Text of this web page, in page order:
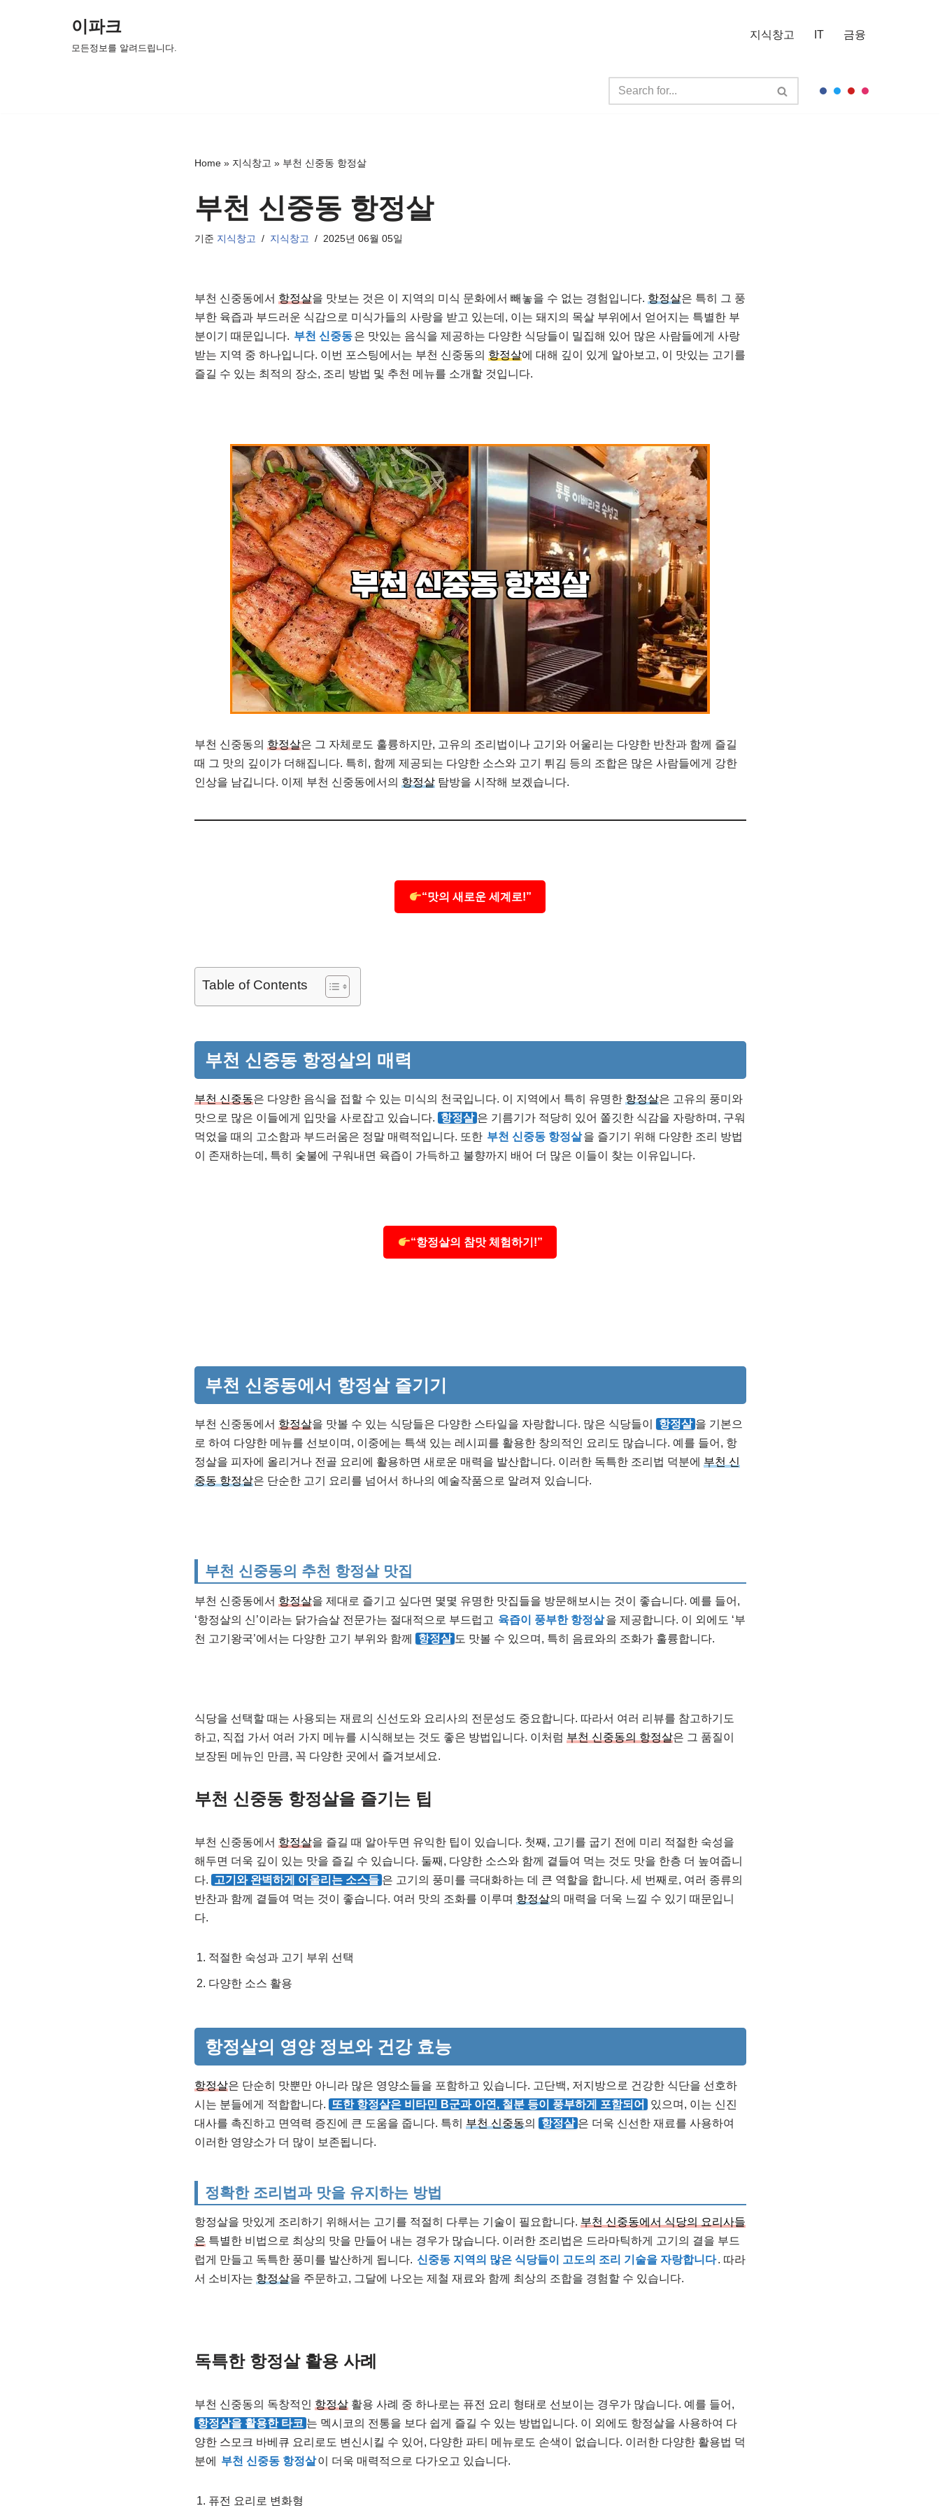
이파크
모든정보를 알려드립니다.
지식창고 IT 금융
Home» 지식창고 » 부천 신중동 항정살
부천 신중동 항정살
기준 지식창고 지식창고 2025년 06월 05일
부천 신중동에서 항정살을 맛보는 것은 이 지역의 미식 문화에서 빼놓을 수 없는 경험입니다. 항정살은 특히 그 풍
부한 육즙과 부드러운 식감으로 미식가들의 사랑을 받고 있는데, 이는 돼지의 목살 부위에서 얻어지는 특별한 부
분이기 때문입니다. 부천 신중동 은 맛있는 음식을 제공하는 다양한 식당들이 밀집해 있어 많은 사람들에게 사랑
받는 지역 중 하나입니다. 이번 포스팅에서는 부천 신중동의 항정살에 대해 깊이 있게 알아보고, 이 맛있는 고기를
즐길 수 있는 최적의 장소, 조리 방법 및 추천 메뉴를 소개할 것입니다.
부천 신중동의 항정살은 그 자체로도 훌륭하지만, 고유의 조리법이나 고기와 어울리는 다양한 반찬과 함께 즐길
때 그 맛의 깊이가 더해집니다. 특히, 함께 제공되는 다양한 소스와 고기 튀김 등의 조합은 많은 사람들에게 강한
인상을 남깁니다. 이제 부천 신중동에서의 항정살탐방을 시작해 보겠습니다.
“맛의 새로운 세계로!”
Table of Contents
부천 신중동 항정살의 매력
부천 신중동은 다양한 음식을 접할 수 있는 미식의 천국입니다. 이 지역에서 특히 유명한 항정살은 고유의 풍미와
맛으로 많은 이들에게 입맛을 사로잡고 있습니다. 항정살 은 기름기가 적당히 있어 쫄깃한 식감을 자랑하며, 구워
먹었을 때의 고소함과 부드러움은 정말 매력적입니다. 또한 부천 신중동 항정살 을 즐기기 위해 다양한 조리 방법
이 존재하는데, 특히 숯불에 구워내면 육즙이 가득하고 불향까지 배어 더 많은 이들이 찾는 이유입니다.
“항정살의 참맛 체험하기!”
부천 신중동에서 항정살 즐기기
부천 신중동에서 항정살을 맛볼 수 있는 식당들은 다양한 스타일을 자랑합니다. 많은 식당들이 항정살 을 기본으
로 하여 다양한 메뉴를 선보이며, 이중에는 특색 있는 레시피를 활용한 창의적인 요리도 많습니다. 예를 들어, 항
정살을 피자에 올리거나 전골 요리에 활용하면 새로운 매력을 발산합니다. 이러한 독특한 조리법 덕분에 부천 신
중동 항정살은 단순한 고기 요리를 넘어서 하나의 예술작품으로 알려져 있습니다.
부천 신중동의 추천 항정살 맛집
부천 신중동에서 항정살을 제대로 즐기고 싶다면 몇몇 유명한 맛집들을 방문해보시는 것이 좋습니다. 예를 들어,
‘항정살의 신’이라는 닭가슴살 전문가는 절대적으로 부드럽고 육즙이 풍부한 항정살 을 제공합니다. 이 외에도 ‘부
천 고기왕국’에서는 다양한 고기 부위와 함께
항정살 도 맛볼 수 있으며, 특히 음료와의 조화가 훌륭합니다.
식당을 선택할 때는 사용되는 재료의 신선도와 요리사의 전문성도 중요합니다. 따라서 여러 리뷰를 참고하기도
하고, 직접 가서 여러 가지 메뉴를 시식해보는 것도 좋은 방법입니다. 이처럼 부천 신중동의 항정살은 그 품질이
보장된 메뉴인 만큼, 꼭 다양한 곳에서 즐겨보세요.
부천 신중동 항정살을 즐기는 팁
부천 신중동에서 항정살을 즐길 때 알아두면 유익한 팁이 있습니다. 첫째, 고기를 굽기 전에 미리 적절한 숙성을
해두면 더욱 깊이 있는 맛을 즐길 수 있습니다. 둘째, 다양한 소스와 함께 곁들여 먹는 것도 맛을 한층 더 높여줍니
다.
고기와 완벽하게 어울리는 소스들 은 고기의 풍미를 극대화하는 데 큰 역할을 합니다. 세 번째로, 여러 종류의
반찬과 함께 곁들여 먹는 것이 좋습니다. 여러 맛의 조화를 이루며 항정살의 매력을 더욱 느낄 수 있기 때문입니
다.
적절한 숙성과 고기 부위 선택
다양한 소스 활용
항정살의 영양 정보와 건강 효능
항정살은 단순히 맛뿐만 아니라 많은 영양소들을 포함하고 있습니다. 고단백, 저지방으로 건강한 식단을 선호하
시는 분들에게 적합합니다.
또한 항정살은 비타민 B군과 아연, 철분 등이 풍부하게 포함되어
있으며, 이는 신진
대사를 촉진하고 면역력 증진에 큰 도움을 줍니다. 특히 부천 신중동의 항정살 은 더욱 신선한 재료를 사용하여
이러한 영양소가 더 많이 보존됩니다.
정확한 조리법과 맛을 유지하는 방법
항정살을 맛있게 조리하기 위해서는 고기를 적절히 다루는 기술이 필요합니다. 부천 신중동에서 식당의 요리사들
은 특별한 비법으로 최상의 맛을 만들어 내는 경우가 많습니다. 이러한 조리법은 드라마틱하게 고기의 결을 부드
럽게 만들고 독특한 풍미를 발산하게 됩니다. 신중동 지역의 많은 식당들이 고도의 조리 기술을 자랑합니다 . 따라
서 소비자는 항정살을 주문하고, 그달에 나오는 제철 재료와 함께 최상의 조합을 경험할 수 있습니다.
독특한 항정살 활용 사례
부천 신중동의 독창적인 항정살활용 사례 중 하나로는 퓨전 요리 형태로 선보이는 경우가 많습니다. 예를 들어,
항정살을 활용한 타코 는 멕시코의 전통을 보다 쉽게 즐길 수 있는 방법입니다. 이 외에도 항정살을 사용하여 다
양한 스모크 바베큐 요리로도 변신시킬 수 있어, 다양한 파티 메뉴로도 손색이 없습니다. 이러한 다양한 활용법 덕
분에
부천 신중동 항정살 이 더욱 매력적으로 다가오고 있습니다.
퓨전 요리로 변화형